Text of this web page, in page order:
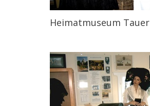
Heimatmuseum Tauer